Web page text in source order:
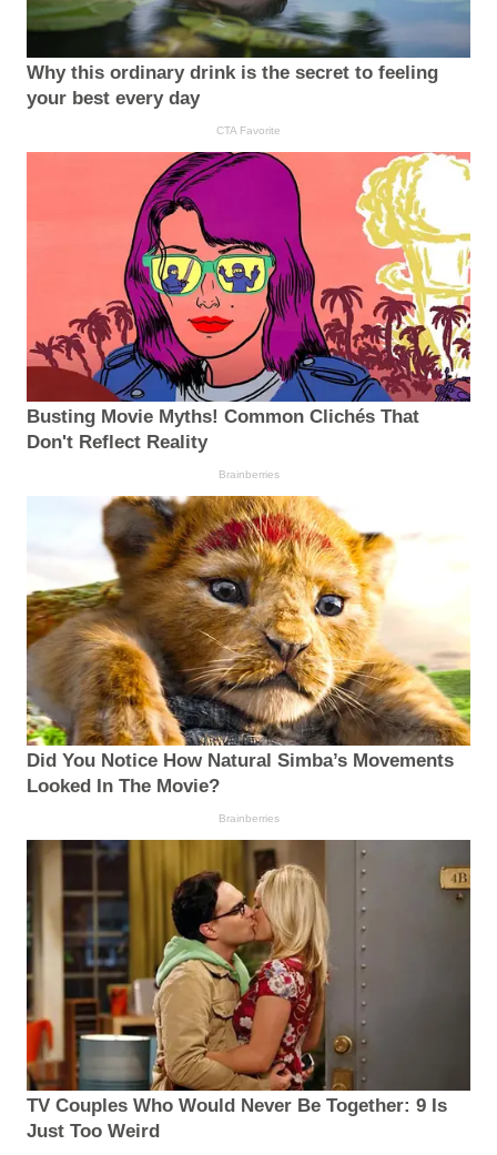
Why this ordinary drink is the secret to feeling
your best every day
CTA Favorite
Busting Movie Myths! Common Clichés That
Don't Reflect Reality
Brainberries
Did You Notice How Natural Simba’s Movements
Looked In The Movie?
Brainberries
TV Couples Who Would Never Be Together: 9 Is
Just Too Weird